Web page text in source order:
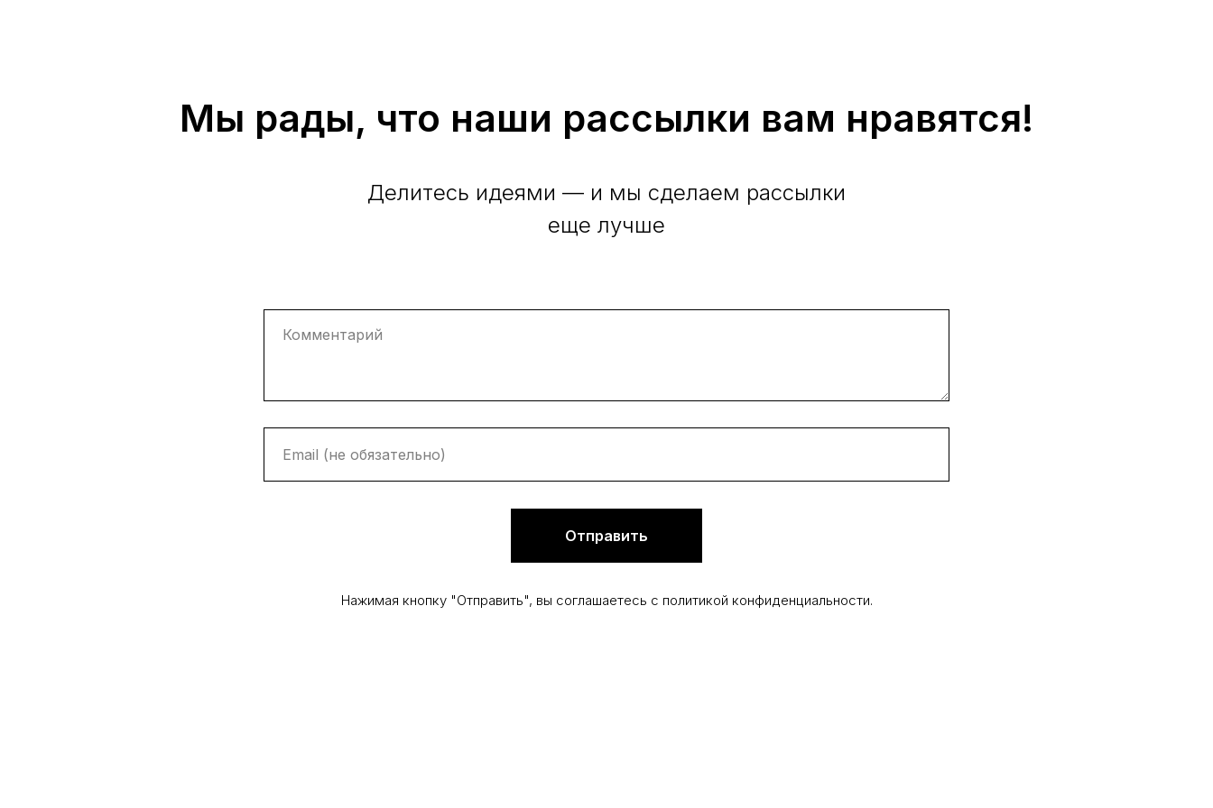
Мы рады, что наши рассылки вам нравятся!
Делитесь идеями — и мы сделаем рассылки
еще лучше
Отправить
Нажимая кнопку "Отправить", вы соглашаетесь с политикой конфиденциальности.